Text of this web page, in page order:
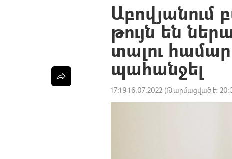
Աբովյանում
թույն են
տալու
պահանջել
17:19 16.07.2022 (Թարմացված է: